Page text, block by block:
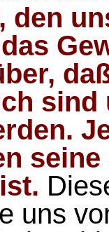
den
sind
uns